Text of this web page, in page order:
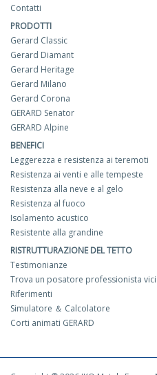
Contatti
PRODOTTI
Gerard Classic
Gerard Diamant
Gerard Heritage
Gerard Milano
Gerard Corona
GERARD Senator
GERARD Alpine
BENEFICI
Leggerezza e resistenza ai teremoti
Resistenza ai venti e alle tempeste
Resistenza alla neve e al gelo
Resistenza al fuoco
Isolamento acustico
Resistente alla grandine
RISTRUTTURAZIONE DEL TETTO
Testimonianze
Trova un posatore professionista
Riferimenti
Simulatore ＆ Calcolatore
Corti animati GERARD